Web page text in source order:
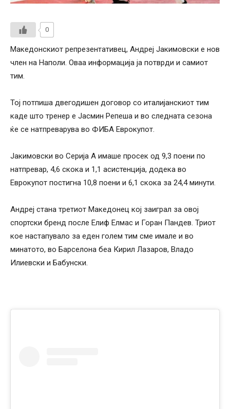
0
Македонскиот репрезентативец, Андреј Јакимовски е нов
член на Наполи. Оваа информација ја потврди и самиот
тим.
Тој потпиша двегодишен договор со италијанскиот тим
каде што тренер е Јасмин Репеша и во следната сезона
ќе се натпреварува во ФИБА Еврокупот.
Јакимовски во Серија А имаше просек од 9,3 поени по
натпревар, 4,6 скока и 1,1 асистенција, додека во
Еврокупот постигна 10,8 поени и 6,1 скока за 24,4 минути.
Андреј стана третиот Македонец кој заиграл за овој
спортски бренд после Елиф Елмас и Горан Пандев. Триот
кое настапувало за еден голем тим сме имале и во
минатото, во Барселона беа Кирил Лазаров, Владо
Илиевски и Бабунски.